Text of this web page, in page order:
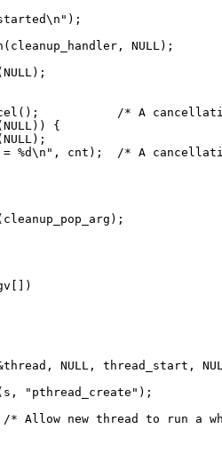
NULL);
/* A
{
%d\n", cnt);  /* A
NULL, thread_start,
"pthread_create");
new thread to run a